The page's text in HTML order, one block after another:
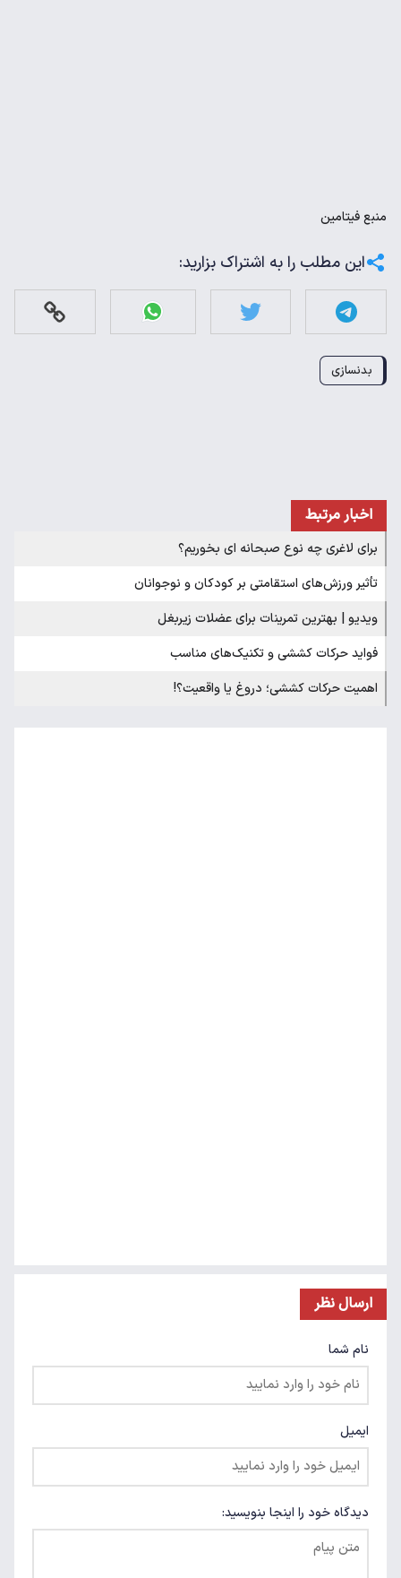
منبعفیتامین
این مطلب را به اشتراک بزارید:
بدنسازی
اخبار مرتبط
برای لاغری چه نوع صبحانه ای بخوریم؟​
تأثیر ورزش‌های استقامتی بر کودکان و نوجوانان
ویدیو | بهترین تمرینات برای عضلات زیربغل
فواید حرکات کششی و تکنیک‌های‌ مناسب
اهمیت حرکات کششی؛ دروغ یا واقعیت؟!
ارسال نظر
نام شما
ایمیل
دیدگاه خود را اینجا بنویسید: